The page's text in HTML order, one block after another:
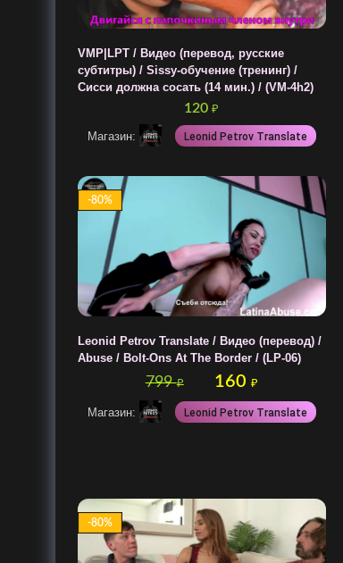
VMP|LPT / Видео (перевод, русские
субтитры) / Sissy-обучение (тренинг) /
Сисси должна сосать (14 мин.) / (VM-4h2)
120₽
Магазин: Leonid Petrov Translate
-80%
Leonid Petrov Translate / Видео (перевод) /
Abuse / Bolt-Ons At The Border / (LP-06)
799₽ 160 ₽
Магазин: Leonid Petrov Translate
-80%